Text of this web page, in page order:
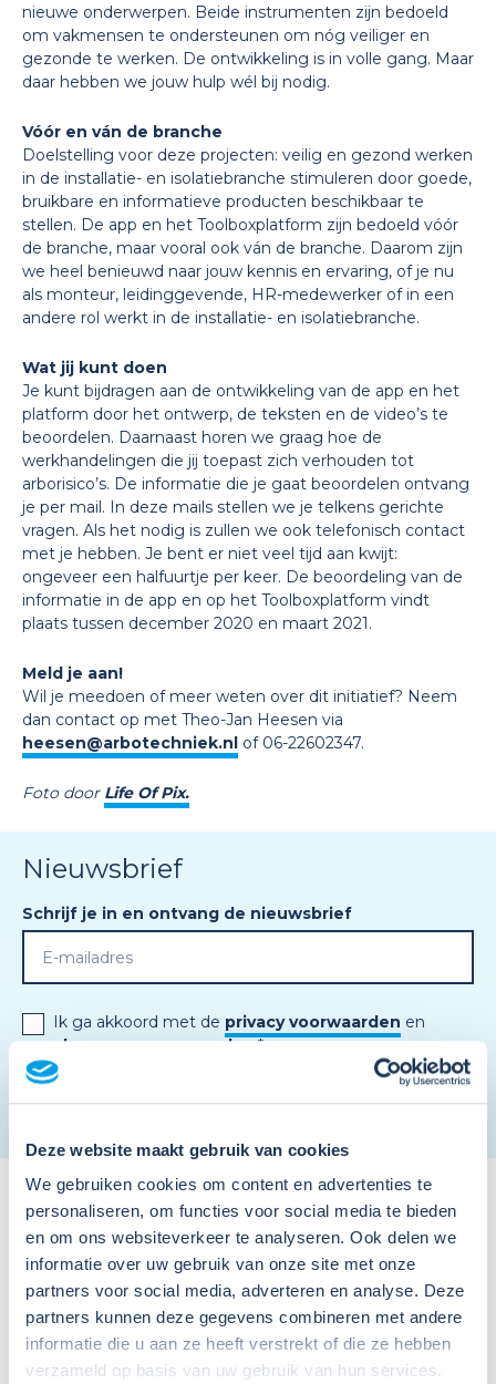
Deze website maakt gebruik van cookies
We gebruiken cookies om content en advertenties te
personaliseren, om functies voor social media te bieden
en om ons websiteverkeer te analyseren. Ook delen we
informatie over uw gebruik van onze site met onze
partners voor social media, adverteren en analyse. Deze
partners kunnen deze gegevens combineren met andere
informatie die u aan ze heeft verstrekt of die ze hebben
verzameld op basis van uw gebruik van hun services.
nieuwe onderwerpen. Beide instrumenten zijn bedoeld
om vakmensen te ondersteunen om nóg veiliger en
gezonde te werken. De ontwikkeling is in volle gang. Maar
daar hebben we jouw hulp wél bij nodig.
Vóór en ván de branche
Doelstelling voor deze projecten: veilig en gezond werken
in de installatie- en isolatiebranche stimuleren door goede,
bruikbare en informatieve producten beschikbaar te
stellen. De app en het Toolboxplatform zijn bedoeld vóór
de branche, maar vooral ook ván de branche. Daarom zijn
we heel benieuwd naar jouw kennis en ervaring, of je nu
als monteur, leidinggevende, HR-medewerker of in een
andere rol werkt in de installatie- en isolatiebranche.
Wat jij kunt doen
Je kunt bijdragen aan de ontwikkeling van de app en het
platform door het ontwerp, de teksten en de video’s te
beoordelen. Daarnaast horen we graag hoe de
werkhandelingen die jij toepast zich verhouden tot
arborisico’s. De informatie die je gaat beoordelen ontvang
je per mail. In deze mails stellen we je telkens gerichte
vragen. Als het nodig is zullen we ook telefonisch contact
met je hebben. Je bent er niet veel tijd aan kwijt:
ongeveer een halfuurtje per keer. De beoordeling van de
informatie in de app en op het Toolboxplatform vindt
plaats tussen december 2020 en maart 2021.
Meld je aan!
Wil je meedoen of meer weten over dit initiatief? Neem
dan contact op met Theo-Jan Heesen via
heesen@arbotechniek.nl of 06-22602347.
Foto door Life Of Pix.
Nieuwsbrief
Schrijf je in en ontvang de nieuwsbrief
Ik ga akkoord met de privacy voorwaarden en
algemene voorwaarden.*
Meer nieuws